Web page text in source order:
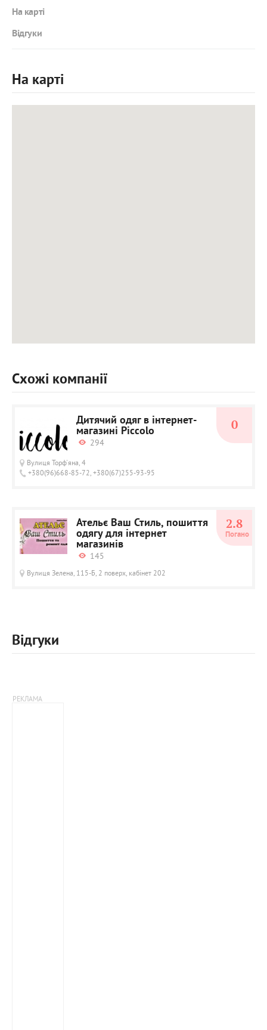
На карті
Відгуки
На карті
Схожі компанії
Дитячий одяг в інтернет-
магазині Piccolo
294
Вулиця Торф'яна, 4
+380(96)668-85-72, +380(67)255-93-95
0
Ательє Ваш Стиль, пошиття
одягу для інтернет
магазинів
145
Вулиця Зелена, 115-Б, 2 поверх, кабінет 202
2.8
Погано
Відгуки